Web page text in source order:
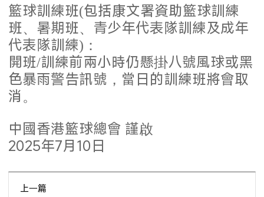
籃球訓練班(包括康文署資助籃球訓練
班、暑期班、青少年代表隊訓練及成年
代表隊訓練)：
開班/訓練前兩小時仍懸掛八號風球或黑
色暴雨警告訊號，當日的訓練班將會取
消。
中國香港籃球總會 謹啟
2025年7月10日
上一篇